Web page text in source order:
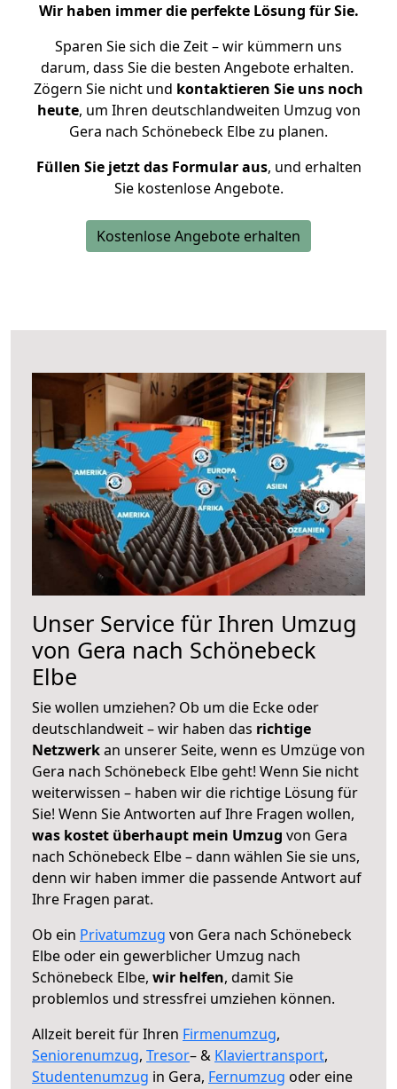
Wir haben immer die perfekte Lösung für Sie.
Sparen Sie sich die Zeit – wir kümmern uns
darum, dass Sie die besten Angebote erhalten.
Zögern Sie nicht und kontaktieren Sie uns noch
heute, um Ihren deutschlandweiten Umzug von
Gera nach Schönebeck Elbe zu planen.
Füllen Sie jetzt das Formular aus, und erhalten
Sie kostenlose Angebote.
Kostenlose Angebote erhalten
Unser Service für Ihren Umzug
von Gera nach Schönebeck
Elbe
Sie wollen umziehen? Ob um die Ecke oder
deutschlandweit – wir haben das richtige
Netzwerkan unserer Seite, wenn es Umzüge von
Gera nach Schönebeck Elbe geht! Wenn Sie nicht
weiterwissen – haben wir die richtige Lösung für
Sie! Wenn Sie Antworten auf Ihre Fragen wollen,
was kostet überhaupt mein Umzug von Gera
nach Schönebeck Elbe – dann wählen Sie sie uns,
denn wir haben immer die passende Antwort auf
Ihre Fragen parat.
Ob ein Privatumzug von Gera nach Schönebeck
Elbe oder ein gewerblicher Umzug nach
Schönebeck Elbe, wir helfen, damit Sie
problemlos und stressfrei umziehen können.
Allzeit bereit für Ihren Firmenumzug,
Seniorenumzug, Tresor– & Klaviertransport,
Studentenumzug in Gera, Fernumzug oder eine